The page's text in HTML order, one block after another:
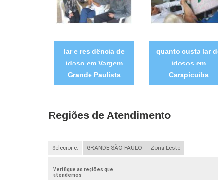
lar e residência de
idoso em Vargem
Grande Paulista
quanto custa lar
idosos em
Carapicuíba
Regiões de Atendimento
Selecione: GRANDE SÃO PAULO Zona Leste
Verifique as regiões que
atendemos